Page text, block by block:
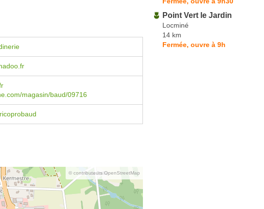
magasin/baud/09716
© contributeurs OpenStreetMap
Point Vert le Jardin
Locminé
14 km
Fermée, ouvre à 9h